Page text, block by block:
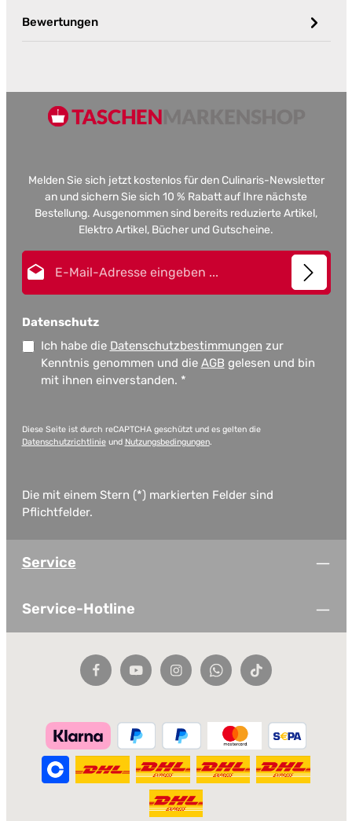
Bewertungen
Melden Sie sich jetzt kostenlos für den Culinaris-Newsletter
an und sichern Sie sich 10 % Rabatt auf Ihre nächste
Bestellung. Ausgenommen sind bereits reduzierte Artikel,
Elektro Artikel, Bücher und Gutscheine.
Datenschutz
Ich habe die Datenschutzbestimmungen zur
Kenntnis genommen und die AGB gelesen und bin
mit ihnen einverstanden. *
Diese Seite ist durch reCAPTCHA geschützt und es gelten die
Datenschutzrichtlinieund Nutzungsbedingungen.
Die mit einem Stern (*) markierten Felder sind
Pflichtfelder.
Service
Service-Hotline